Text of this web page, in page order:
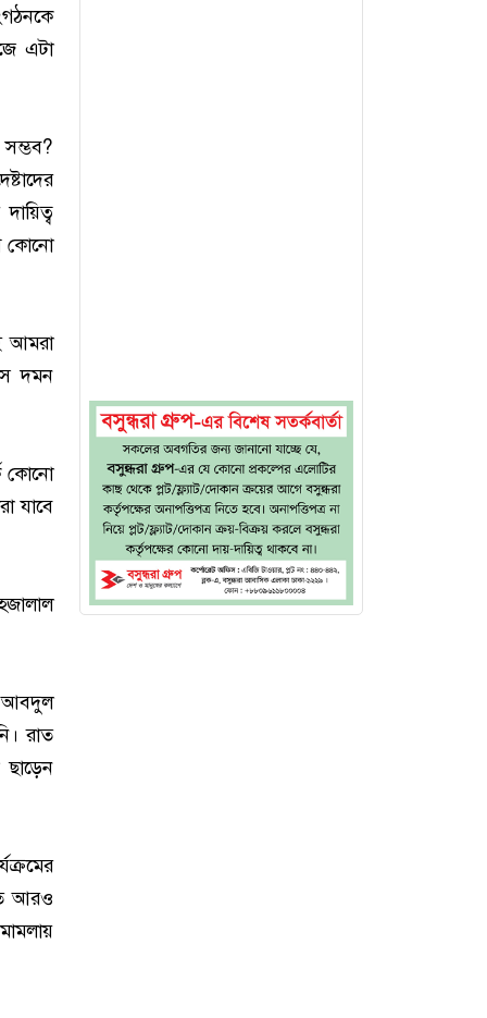
এটা
কোনো
আমরা
দমন
কোনো
যাবে
আবদুল
রাত
আরও